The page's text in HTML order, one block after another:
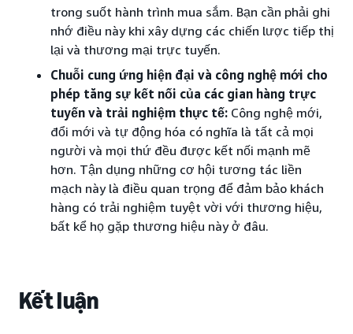
trong suốt hành trình mua sắm. Bạn cần phải ghi
nhớ điều này khi xây dựng các chiến lược tiếp thị
lại và thương mại trực tuyến.
Chuỗi cung ứng hiện đại và công nghệ mới cho
phép tăng sự kết nối của các gian hàng trực
tuyến và trải nghiệm thực tế: Công nghệ mới,
đổi mới và tự động hóa có nghĩa là tất cả mọi
người và mọi thứ đều được kết nối mạnh mẽ
hơn. Tận dụng những cơ hội tương tác liền
mạch này là điều quan trọng để đảm bảo khách
hàng có trải nghiệm tuyệt vời với thương hiệu,
bất kể họ gặp thương hiệu này ở đâu.
Kết luận